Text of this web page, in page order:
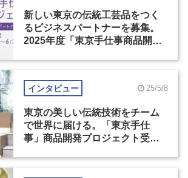
新しい東京の伝統工芸品をつく
るビジネスパートナーを募集。
2025年度「東京手仕事商品開発
インタビュー 25/5/8
東京の美しい伝統技術をチーム
で世界に届ける。「東京手仕
事」商品開発プロジェクト受賞